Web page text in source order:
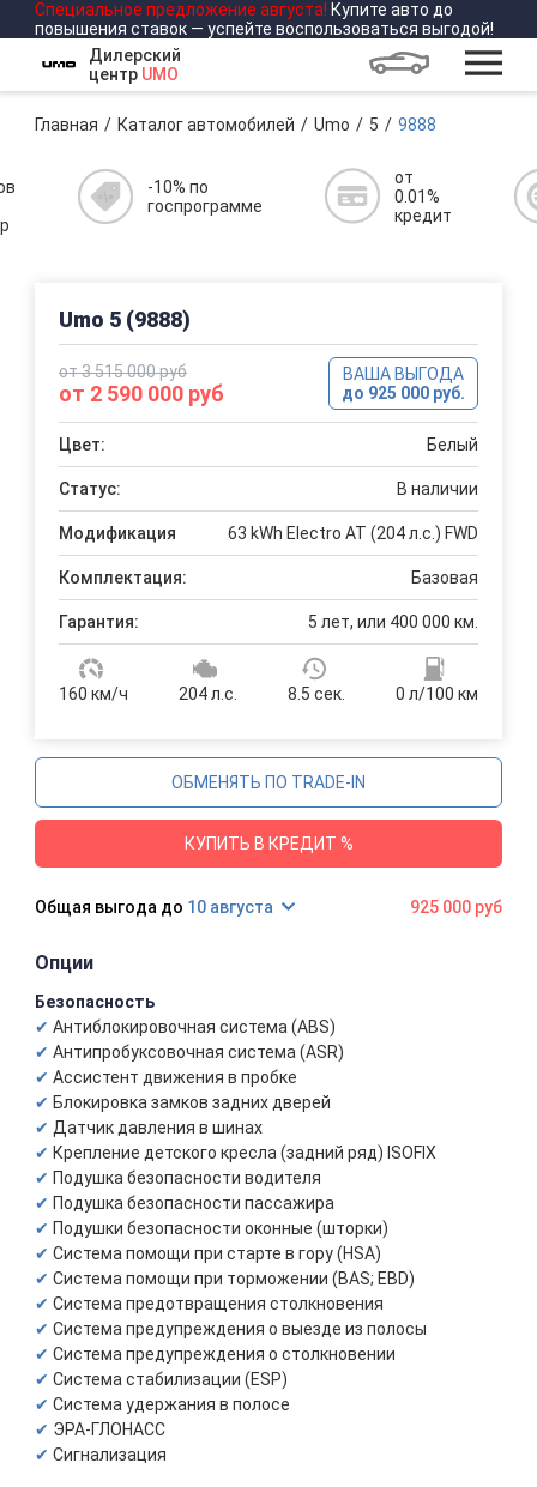
Специальное предложение августа! Купите авто до
повышения ставок — успейте воспользоваться выгодой!
Дилерский
центр UMO
Главная Каталог автомобилей Umo 5 9888
-10% по
госпрограмме
от
0.01%
кредит
Umo 5 (9888)
от 3 515 000 руб
от 2 590 000 руб
ВАША ВЫГОДА
до 925 000 руб.
Цвет: Белый
Статус: В наличии
Модификация 63 kWh Electro AT (204 л.с.) FWD
Комплектация: Базовая
Гарантия: 5 лет, или 400 000 км.
160 км/ч 204 л.с. 8.5 сек. 0 л/100 км
КУПИТЬ В КРЕДИТ %
ОБМЕНЯТЬ ПО TRADE-IN
10 августа 925 000 руб
Опции
Безопасность
Антиблокировочная система (ABS)
Антипробуксовочная система (ASR)
Ассистент движения в пробке
Блокировка замков задних дверей
Датчик давления в шинах
Крепление детского кресла (задний ряд) ISOFIX
Подушка безопасности водителя
Подушка безопасности пассажира
Подушки безопасности оконные (шторки)
Система помощи при старте в гору (HSA)
Система помощи при торможении (BAS; EBD)
Система предотвращения столкновения
Система предупреждения о выезде из полосы
Система предупреждения о столкновении
Система стабилизации (ESP)
Система удержания в полосе
ЭРА-ГЛОНАСС
Сигнализация